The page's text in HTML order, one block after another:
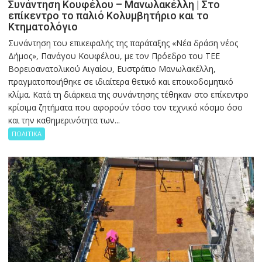
Συνάντηση Κουφέλου – Μανωλακέλλη | Στο
επίκεντρο το παλιό Κολυμβητήριο και το
Κτηματολόγιο
Συνάντηση του επικεφαλής της παράταξης «Νέα δράση νέος
Δήμος», Πανάγου Κουφέλου, με τον Πρόεδρο του ΤΕΕ
Βορειοανατολικού Αιγαίου, Ευστράτιο Μανωλακέλλη,
πραγματοποιήθηκε σε ιδιαίτερα θετικό και εποικοδομητικό
κλίμα. Κατά τη διάρκεια της συνάντησης τέθηκαν στο επίκεντρο
κρίσιμα ζητήματα που αφορούν τόσο τον τεχνικό κόσμο όσο
και την καθημερινότητα των...
ΠΟΛΙΤΙΚΑ